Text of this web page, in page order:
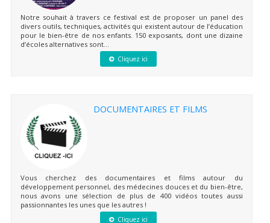
Notre souhait à travers ce festival est de proposer un panel des
divers outils, techniques, activités qui existent autour de l’éducation
pour le bien-être de nos enfants. 150 exposants, dont une dizaine
d’écoles alternatives sont...
Cliquez ici
DOCUMENTAIRES ET FILMS
Vous cherchez des documentaires et films autour du
développement personnel, des médecines douces et du bien-être,
nous avons une sélection de plus de 400 vidéos toutes aussi
passionnantes les unes que les autres !
Cliquez ici